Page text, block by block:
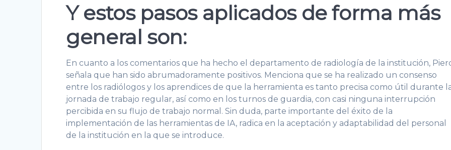
Y estos pasos aplicados de forma más
general son:
En cuanto a los comentarios que ha hecho el departamento de radiología de la institución,
señala que han sido abrumadoramente positivos. Menciona que se ha realizado un consenso
entre los radiólogos y los aprendices de que la herramienta es tanto precisa como útil durante
jornada de trabajo regular, así como en los turnos de guardia, con casi ninguna interrupción
percibida en su flujo de trabajo normal. Sin duda, parte importante del éxito de la
implementación de las herramientas de IA, radica en la aceptación y adaptabilidad del personal
de la institución en la que se introduce.